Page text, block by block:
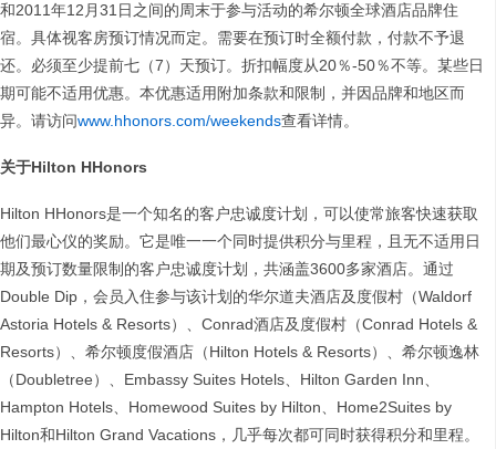
和2011年12月31日之间的周末于参与活动的希尔顿全球酒店品牌住
宿。具体视客房预订情况而定。需要在预订时全额付款，付款不予退
还。必须至少提前七（7）天预订。折扣幅度从20％-50％不等。某些日
期可能不适用优惠。本优惠适用附加条款和限制，并因品牌和地区而
异。请访问www.hhonors.com/weekends查看详情。
关于Hilton HHonors
Hilton HHonors是一个知名的客户忠诚度计划，可以使常旅客快速获取
他们最心仪的奖励。它是唯一一个同时提供积分与里程，且无不适用日
期及预订数量限制的客户忠诚度计划，共涵盖3600多家酒店。通过
Double Dip，会员入住参与该计划的华尔道夫酒店及度假村（Waldorf
Astoria Hotels & Resorts）、Conrad酒店及度假村（Conrad Hotels &
Resorts）、希尔顿度假酒店（Hilton Hotels & Resorts）、希尔顿逸林
（Doubletree）、Embassy Suites Hotels、Hilton Garden Inn、
Hampton Hotels、Homewood Suites by Hilton、Home2Suites by
Hilton和Hilton Grand Vacations，几乎每次都可同时获得积分和里程。